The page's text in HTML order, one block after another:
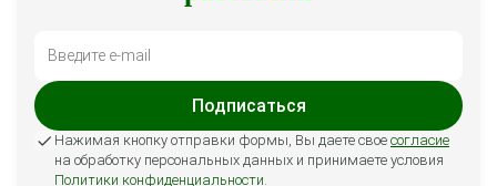
Подписаться
Нажимая кнопку отправки формы, Вы даете свое согласие
на обработку персональных данных и принимаете условия
Политики конфиденциальности.